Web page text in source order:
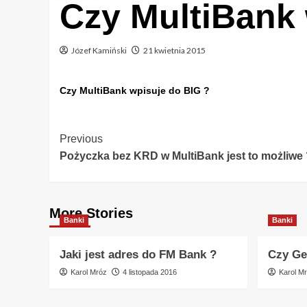
Czy
Józef Kamiński 21 kwietnia 2015
Czy MultiBank wpisuje do BIG ?
Post
Navigation
Previous
Pożyczka bez KRD w MultiBank jest to możliwe
More Stories
Banki
Jaki jest adres do FM Bank ?
Karol Mróz 4 listopada 2016
Banki
Czy
Karol